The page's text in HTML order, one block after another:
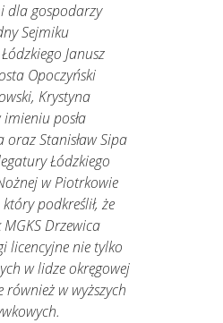
dla gospodarzy
Sejmiku
Janusz
Opoczyński
Krystyna
posła
oraz Stanisław Sipa
Łódzkiego
w Piotrkowie
podkreślił, że
Drzewica
licencyjne nie tylko
w lidze okręgowej
również w wyższych